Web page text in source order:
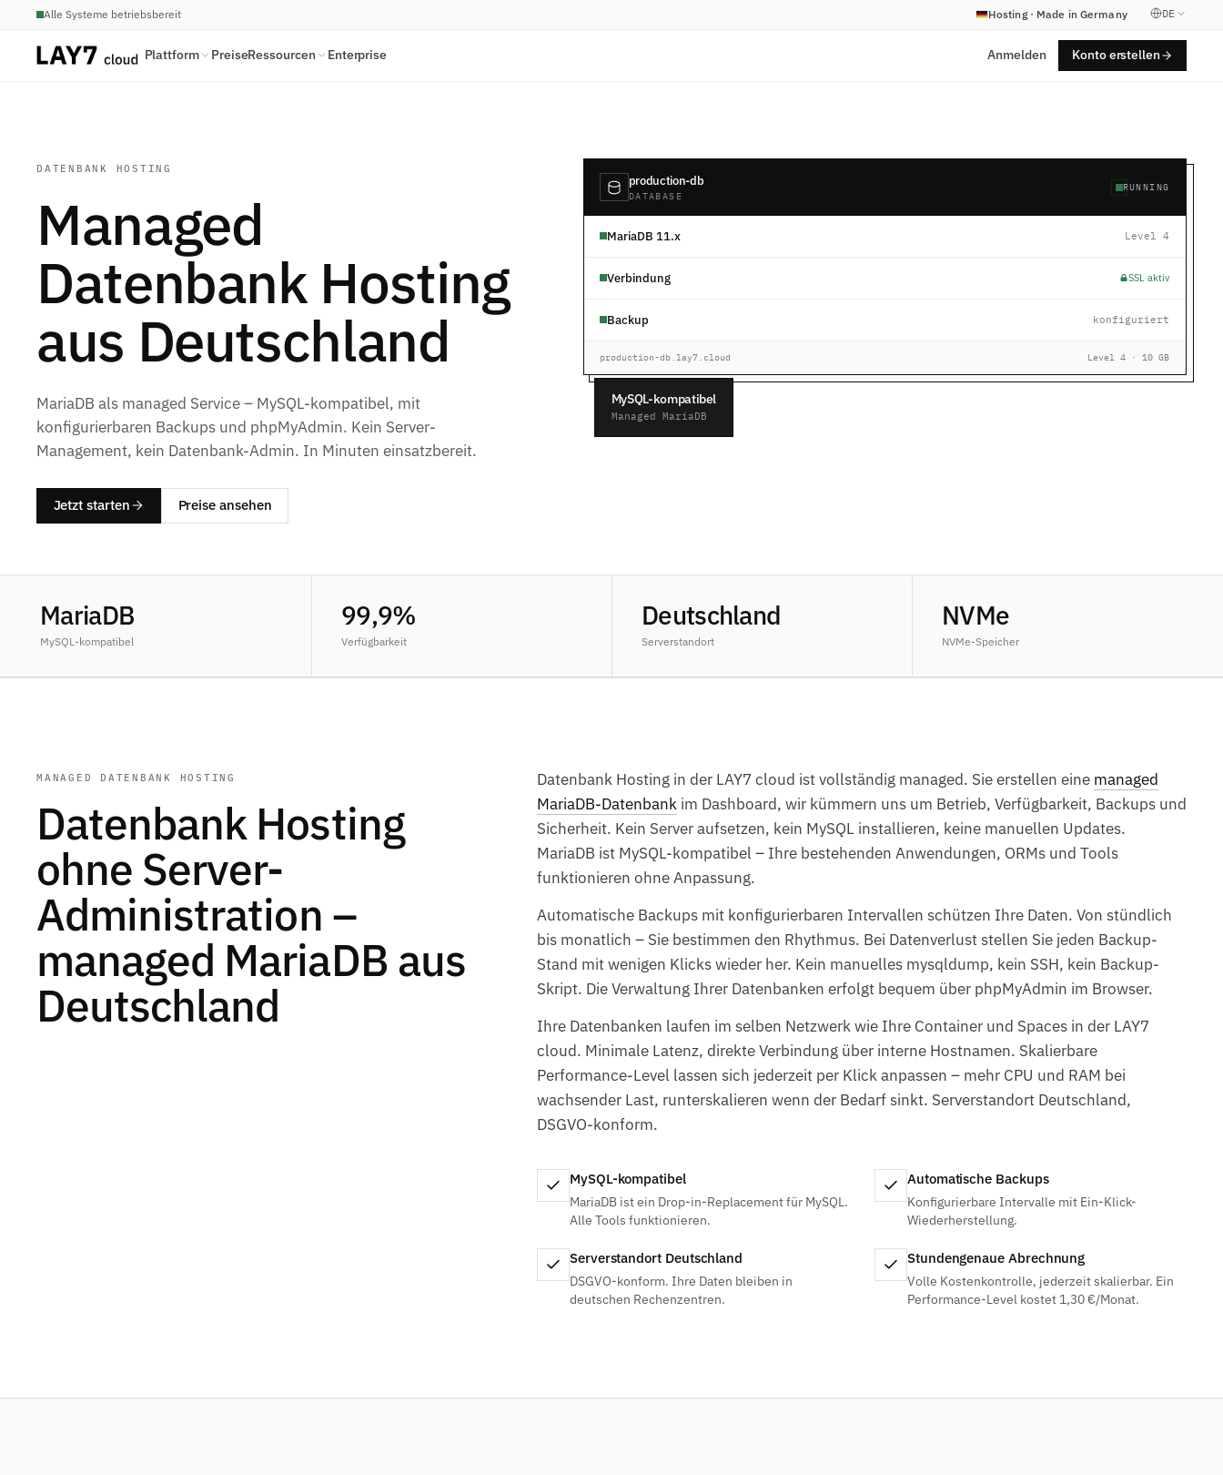
Alle Systeme betriebsbereit Hosting · Made in Germany DE
Plattform PreiseRessourcen Enterprise Anmelden Konto erstellen
DATENBANK HOSTING
Managed
Datenbank Hosting
aus Deutschland
MariaDB als managed Service – MySQL-kompatibel, mit
konfigurierbaren Backups und phpMyAdmin. Kein Server-
Management, kein Datenbank-Admin. In Minuten einsatzbereit.
Jetzt starten Preise ansehen
production-db
DATABASE
RUNNING
MariaDB 11.x Level 4
Verbindung SSL aktiv
Backup konfiguriert
production-db.lay7.cloud Level 4 · 10 GB
MySQL-kompatibel
Managed MariaDB
MariaDB
MySQL-kompatibel
99,9%
Verfügbarkeit
Deutschland
Serverstandort
NVMe
NVMe-Speicher
MANAGED DATENBANK HOSTING
Datenbank Hosting
ohne Server-
Administration –
managed MariaDB aus
Deutschland
Datenbank Hosting in der LAY7 cloud ist vollständig managed. Sie erstellen eine managed
MariaDB-Datenbank im Dashboard, wir kümmern uns um Betrieb, Verfügbarkeit, Backups und
Sicherheit. Kein Server aufsetzen, kein MySQL installieren, keine manuellen Updates.
MariaDB ist MySQL-kompatibel – Ihre bestehenden Anwendungen, ORMs und Tools
funktionieren ohne Anpassung.
Automatische Backups mit konfigurierbaren Intervallen schützen Ihre Daten. Von stündlich
bis monatlich – Sie bestimmen den Rhythmus. Bei Datenverlust stellen Sie jeden Backup-
Stand mit wenigen Klicks wieder her. Kein manuelles mysqldump, kein SSH, kein Backup-
Skript. Die Verwaltung Ihrer Datenbanken erfolgt bequem über phpMyAdmin im Browser.
Ihre Datenbanken laufen im selben Netzwerk wie Ihre Container und Spaces in der LAY7
cloud. Minimale Latenz, direkte Verbindung über interne Hostnamen. Skalierbare
Performance-Level lassen sich jederzeit per Klick anpassen – mehr CPU und RAM bei
wachsender Last, runterskalieren wenn der Bedarf sinkt. Serverstandort Deutschland,
DSGVO-konform.
MySQL-kompatibel
MariaDB ist ein Drop-in-Replacement für MySQL.
Alle Tools funktionieren.
Automatische Backups
Konfigurierbare Intervalle mit Ein-Klick-
Wiederherstellung.
Serverstandort Deutschland
DSGVO-konform. Ihre Daten bleiben in
deutschen Rechenzentren.
Stundengenaue Abrechnung
Volle Kostenkontrolle, jederzeit skalierbar. Ein
Performance-Level kostet 1,30 €/Monat.